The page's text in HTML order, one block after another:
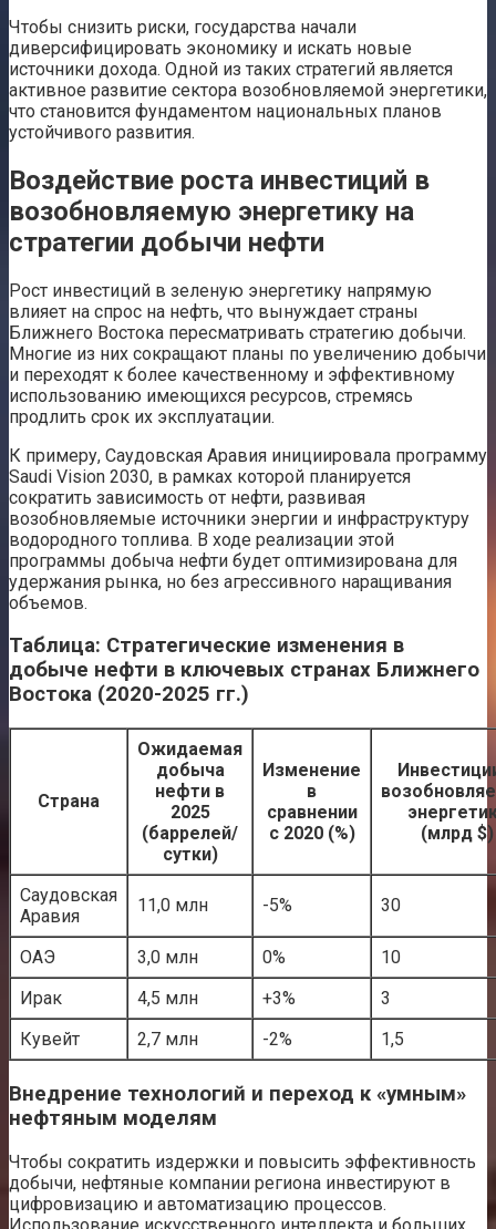
Чтобы снизить риски, государства начали
диверсифицировать экономику и искать новые
источники дохода. Одной из таких стратегий является
активное развитие сектора возобновляемой энергетики,
что становится фундаментом национальных планов
устойчивого развития.
Воздействие роста инвестиций в
возобновляемую энергетику на
стратегии добычи нефти
Рост инвестиций в зеленую энергетику напрямую
влияет на спрос на нефть, что вынуждает страны
Ближнего Востока пересматривать стратегию добычи.
Многие из них сокращают планы по увеличению добычи
и переходят к более качественному и эффективному
использованию имеющихся ресурсов, стремясь
продлить срок их эксплуатации.
К примеру, Саудовская Аравия инициировала программу
Saudi Vision 2030, в рамках которой планируется
сократить зависимость от нефти, развивая
возобновляемые источники энергии и инфраструктуру
водородного топлива. В ходе реализации этой
программы добыча нефти будет оптимизирована для
удержания рынка, но без агрессивного наращивания
объемов.
Таблица: Стратегические изменения в
добыче нефти в ключевых странах Ближнего
Востока (2020-2025 гг.)
Страна
Ожидаемая
добыча
нефти в
2025
(баррелей/
сутки)
Изменение
в
сравнении
с 2020 (%)
(млрд $)
Саудовская
Аравия
11,0 млн -5% 30
ОАЭ 3,0 млн 0%
10
Ирак
4,5 млн +3%
3
Кувейт
2,7 млн -2% 1,5
Внедрение технологий и переход к «умным»
нефтяным моделям
Чтобы сократить издержки и повысить эффективность
добычи, нефтяные компании региона инвестируют в
цифровизацию и автоматизацию процессов.
Использование искусственного интеллекта и больших